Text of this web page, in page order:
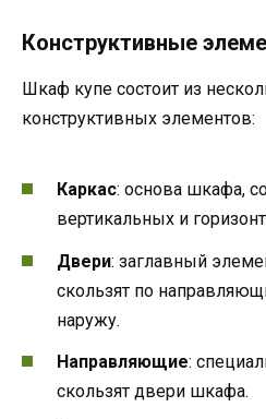
Конструктивные
Шкаф купе состоит из
конструктивных элементов:
Каркас: основа шкафа,
вертикальных и
Двери: заглавный
скользят по
наружу.
Направляющие:
скользят двери шкафа.